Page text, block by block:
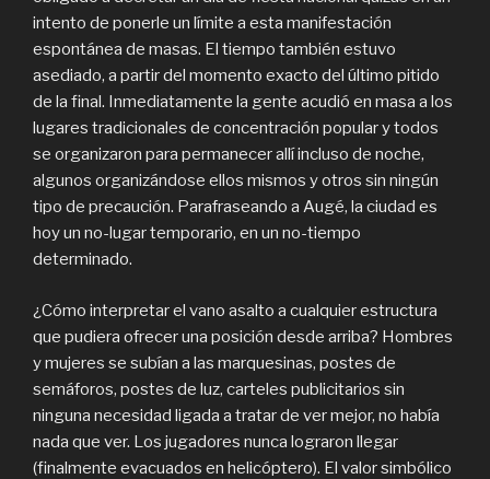
intento de ponerle un límite a esta manifestación
espontánea de masas. El tiempo también estuvo
asediado, a partir del momento exacto del último pitido
de la final. Inmediatamente la gente acudió en masa a los
lugares tradicionales de concentración popular y todos
se organizaron para permanecer allí incluso de noche,
algunos organizándose ellos mismos y otros sin ningún
tipo de precaución. Parafraseando a Augé, la ciudad es
hoy un no-lugar temporario, en un no-tiempo
determinado.
¿Cómo interpretar el vano asalto a cualquier estructura
que pudiera ofrecer una posición desde arriba? Hombres
y mujeres se subían a las marquesinas, postes de
semáforos, postes de luz, carteles publicitarios sin
ninguna necesidad ligada a tratar de ver mejor, no había
nada que ver. Los jugadores nunca lograron llegar
(finalmente evacuados en helicóptero). El valor simbólico